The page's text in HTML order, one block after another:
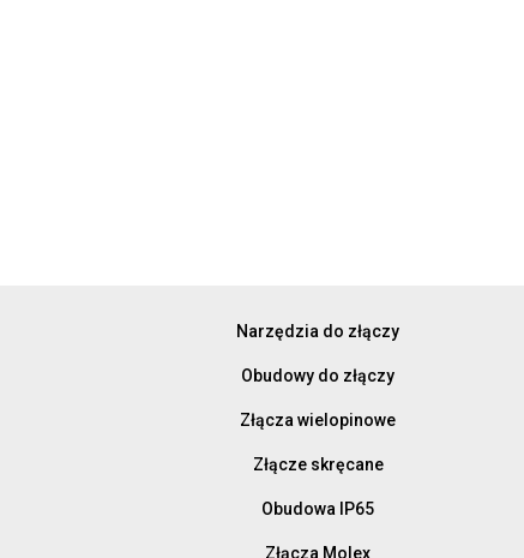
Narzędzia do złączy
Obudowy do złączy
Złącza wielopinowe
Złącze skręcane
Obudowa IP65
Złącza Molex